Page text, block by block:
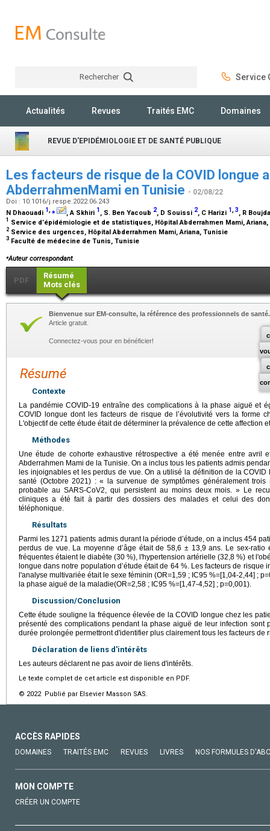
Rechercher Service
Actualités Revues Traités EMC Domaines
REVUE D'EPIDÉMIOLOGIE ET DE SANTÉ PUBLIQUE
Les facteurs de risque de la COVID longue
AbderrahmenMami en Tunisie - 02/08/22
Doi : 10.1016/j.respe.2022.06.243
N Dhaouadi 1,⁎ , A Skhiri 1 , S. Ben Yacoub 2, D Souissi 2, C Harizi 1,3, R
1 Service d’épidémiologie et de statistiques, Hôpital Abderrahmen Mami,
2 Service des urgences, Hôpital Abderrahmen Mami, Ariana, Tunisie
3 Faculté de médecine de Tunis, Tunisie
⁎Auteur correspondant.
PDF
Résumé
Mots clés
Bienvenue sur EM-consulte, la référence des professionnels de santé.
Article gratuit.
Connectez-vous pour en bénéficier!
Résumé
Contexte
La pandémie COVID-19 entraîne des complications à la phase aiguë et
COVID longue dont les facteurs de risque de l’évolutivité vers la forme
L'objectif de cette étude était de déterminer la prévalence de cette affection
Méthodes
Une étude de cohorte exhaustive rétrospective a été menée entre avril
Abderrahmen Mami de la Tunisie. On a inclus tous les patients admis
les injoignables et les perdus de vue. On a utilisé la définition de la
santé (Octobre 2021) : « la survenue de symptômes généralement
probable au SARS-CoV2, qui persistent au moins deux mois. » Le
cliniques a été fait à partir des dossiers des malades et celui des
téléphonique.
Résultats
Parmi les 1271 patients admis durant la période d’étude, on a inclus 454
perdus de vue. La moyenne d’âge était de 58,6 ± 13,9 ans. Le sex-
fréquentes étaient le diabète (30 %), l'hypertension artérielle (32,8 %) et
longue dans notre population d’étude était de 64 %. Les facteurs de risque
l'analyse multivariée était le sexe féminin (OR=1,59 ; IC95 %=[1,04-2,44] ;
la phase aiguë de la maladie(OR=2,58 ; IC95 %=[1,47-4,52] ; p=0,001).
Discussion/Conclusion
Cette étude souligne la fréquence élevée de la COVID longue chez les
présenté des complications pendant la phase aiguë de leur infection sont
durée prolongée permettront d'identifier plus clairement tous les facteurs de
Déclaration de liens d'intérêts
Les auteurs déclarent ne pas avoir de liens d'intérêts.
Le texte complet de cet article est disponible en PDF.
© 2022 Publié par Elsevier Masson SAS.
ACCÈS RAPIDES
DOMAINES TRAITÉS EMC REVUES LIVRES NOS FORMULES
MON COMPTE
CRÉER UN COMPTE